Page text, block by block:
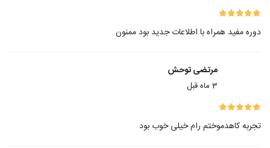
دوره مفید همراه با اطلاعات جدید بود ممنون
مرتضی توحش
3 ماه قبل
تجربه کاهدموختم رام خیلی خوب بود